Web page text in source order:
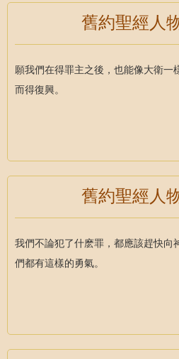
舊約聖經人
願我們在得罪主之後，也能像大衛一
而得復興。
舊約聖經人
我們不論犯了什麽罪，都應該趕快向
們都有這樣的勇氣。